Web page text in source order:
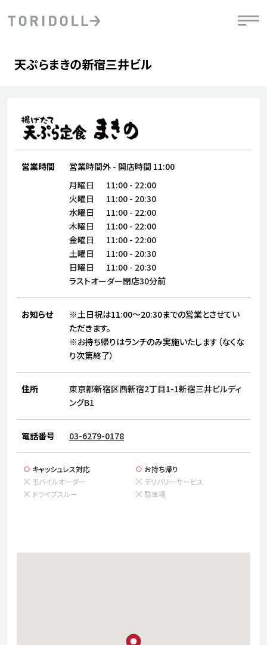
会社情報
経営理念
株主・投資家情報
サステナビリティ
ブランド
店舗検索
よくある質問・お問い合わせ
日本語 English 简体中文
PRニュース
中長期経営計画
デジタルトランス
フォーメーション戦略
粟田社長が語るトリドールDX
DXビジョン2028
トリドールのDX ～これまでとこれから～
ライブラリ
粟田社長が語る
トリドールのサステナビリティ
コミュニケーション
天ぷらまきの新宿三井ビル
営業時間 営業時間外 - 開店時間 11:00
月曜日 11:00 - 22:00
火曜日
11:00 - 20:30
水曜日
11:00 - 22:00
木曜日
11:00 - 22:00
金曜日
11:00 - 22:00
土曜日
11:00 - 20:30
日曜日
11:00 - 20:30
ラストオーダー閉店30分前
お知らせ
※土日祝は11:00～20:30までの営業とさせてい
ただきます。
※お持ち帰りはランチのみ実施いたします（なくな
り次第終了）
住所
東京都新宿区西新宿2丁目1-1新宿三井ビルディ
ングB1
電話番号 03-6279-0178
キャッシュレス対応
お持ち帰り
モバイルオーダー
デリバリーサービス
ドライブスルー
駐車場
map pin